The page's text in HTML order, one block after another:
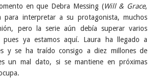
en que Debra Messing (Will & Grace,
para interpretar a su protagonista, muchos
pero la serie aún debía superar varios
pues ya estamos aquí. Laura ha llegado a
y se ha traído consigo a diez millones de
un mal dato, si se mantiene en próximas